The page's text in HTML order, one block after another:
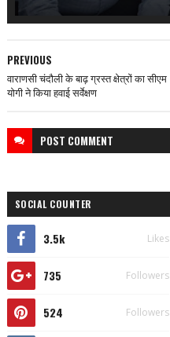
PREVIOUS
वाराणसी चंदौली के बाढ़ ग्रस्त क्षेत्रों का सीएम
योगी ने किया हवाई सर्वेक्षण
POST COMMENT
SOCIAL COUNTER
3.5k Likes
735 Followers
524 Followers